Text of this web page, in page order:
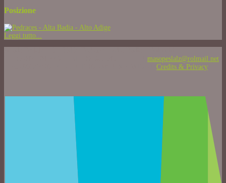
Posizione
Leggi tutto...
masopeslalz@rolmail.net
Credits & Privacy